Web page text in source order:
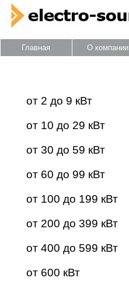
Главная О компании
от 2 до 9 кВт
от 10 до 29 кВт
от 30 до 59 кВт
от 60 до 99 кВт
от 100 до 199 кВт
от 200 до 399 кВт
от 400 до 599 кВт
от 600 кВт